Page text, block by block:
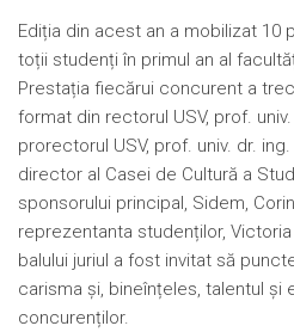
Ediția din acest an a mobilizat 10
toții studenți în primul an al
Prestația fiecărui concurent a
format din rectorul USV, prof.
prorectorul USV, prof. univ. dr. ing.
director al Casei de Cultură a
sponsorului principal, Sidem,
reprezentanta studenților,
balului juriul a fost invitat să
carisma și, bineînțeles, talentul și
concurenților.